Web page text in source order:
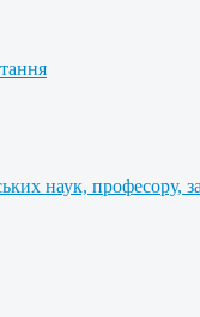
наук, професору,